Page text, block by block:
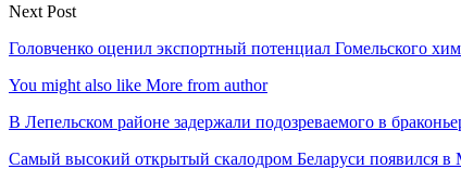
Next Post
Головченко оценил экспортный потенциал Гомельского
You might also like More from author
В Лепельском районе задержали подозреваемого в
Самый высокий открытый скалодром Беларуси появился в